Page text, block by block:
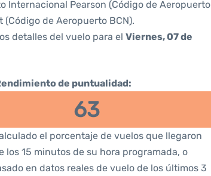
Internacional Pearson (Código de Aeropuerto
de Aeropuerto BCN).
detalles del vuelo para el Viernes, 07 de
de puntualidad:
63
el porcentaje de vuelos que llegaron
los 15 minutos de su hora programada, o
en datos reales de vuelo de los últimos 3